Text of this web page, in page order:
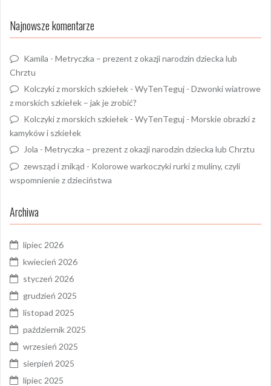
Najnowsze komentarze
Kamila - Metryczka – prezent z okazji narodzin dziecka lub
Chrztu
Kolczyki z morskich szkiełek - WyTenTeguj - Dzwonki wiatrowe
z morskich szkiełek – jak je zrobić?
Kolczyki z morskich szkiełek - WyTenTeguj - Morskie obrazki z
kamyków i szkiełek
Jola - Metryczka – prezent z okazji narodzin dziecka lub Chrztu
zewsząd i znikąd - Kolorowe warkoczyki rurki z muliny, czyli
wspomnienie z dzieciństwa
Archiwa
lipiec 2026
kwiecień 2026
styczeń 2026
grudzień 2025
listopad 2025
październik 2025
wrzesień 2025
sierpień 2025
lipiec 2025